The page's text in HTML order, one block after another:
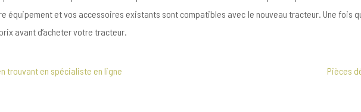
équipement et vos accessoires existants sont compatibles avec le nouveau tracteur. Une fois
avant d’acheter votre tracteur.
trouvant en spécialiste en ligne Pièces